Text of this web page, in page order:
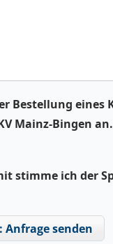
Bestellung eines
Mainz-Bingen an.
stimme ich der
Anfrage senden